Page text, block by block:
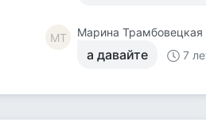
МТ Марина Трамбовецкая
а давайте 7